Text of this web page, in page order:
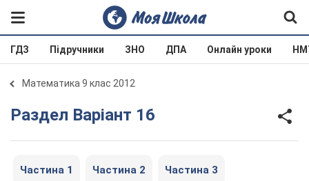
ГДЗ Підручники ЗНО ДПА Онлайн уроки
Математика 9 клас 2012
Раздел Варіант 16
Частина 1 Частина 2 Частина 3